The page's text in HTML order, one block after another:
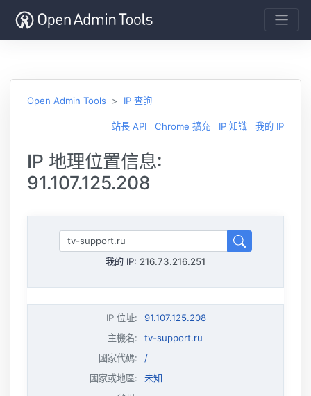
Open Admin Tools IP 查詢
站長 API Chrome 擴充 IP 知識 我的 IP
IP 地理位置信息:
91.107.125.208
我的 IP: 216.73.216.251
IP 位址:
91.107.125.208
主機名:
tv-support.ru
國家代碼:
/
國家或地區:
未知